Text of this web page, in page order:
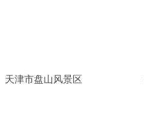
天津市盘山风景区